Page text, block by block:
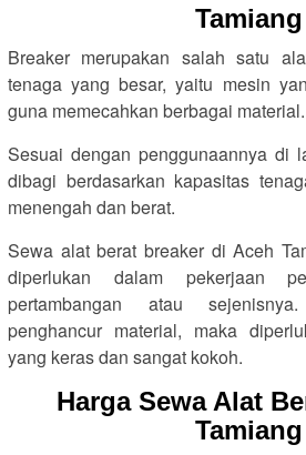
Tamiang
Breaker merupakan salah satu
tenaga yang besar, yaitu mesin
guna memecahkan berbagai material.
Sesuai dengan penggunaannya di
dibagi berdasarkan kapasitas
menengah dan berat.
Sewa alat berat breaker di Aceh
diperlukan dalam pekerjaan
pertambangan atau
penghancur material, maka
yang keras dan sangat kokoh.
Harga Sewa Alat
Tamiang